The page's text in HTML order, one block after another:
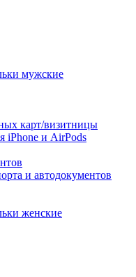
мужские
карт/визитницы
iPhone и AirPods
и автодокументов
женские